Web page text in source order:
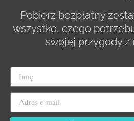
Pobierz bezpłatny
wszystko, czego
swojej przygody z